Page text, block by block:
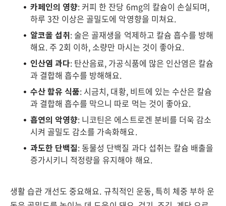
카페인의 영향: 커피 한 잔당 6mg의 칼슘이 손실되며,
하루 3잔 이상은 골밀도에 악영향을 미쳐요.
알코올 섭취: 술은 골재생을 억제하고 칼슘 흡수를 방해
해요. 주 2회 이하, 소량만 마시는 것이 좋아요.
인산염 과다: 탄산음료, 가공식품에 많은 인산염은 칼슘
과 결합해 흡수를 방해해요.
수산 함유 식품: 시금치, 대황, 비트에 있는 수산은 칼슘
과 결합해 흡수를 막으니 따로 먹는 것이 좋아요.
흡연의 악영향: 니코틴은 에스트로겐 분비를 더욱 감소
시켜 골밀도 감소를 가속화해요.
과도한 단백질: 동물성 단백질 과다 섭취는 칼슘 배출을
증가시키니 적정량을 유지해야 해요.
생활 습관 개선도 중요해요. 규칙적인 운동, 특히 체중 부하 운